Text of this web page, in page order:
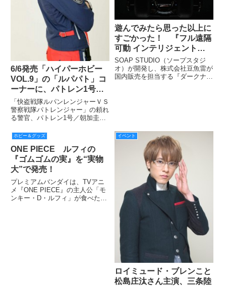
6/6発売「ハイパーホビー
VOL.9」の「ルパパト」コ
ーナーに、パトレン1号／
朝加圭一郎役の結木滉星く
んが登場！ さらにHH読
者にスペシャルメッセージ
「快盗戦隊ルパンレンジャーＶＳ
警察戦隊パトレンジャー」の頼れ
る警官、パトレン1号／朝加圭一
にHHスーパー戦隊担当が直撃イ
ンタビュー！
遊んでみたら思った以上に
すごかった！ 『フル遠隔
可動 インテリジェント・
バットモービル』今月発
売！
SOAP STUDIO（ソープスタジ
オ）が開発し、株式会社豆魚雷が
国内販売を担当する『ダークナイ
ホビー＆グッズ
ONE PIECE ルフィの
『ゴムゴムの実』を“実物
大”で発売！
プレミアムバンダイは、TVアニ
メ『ONE PIECE』の主人公「モ
ンキー・D・ルフィ」が食べた、
イベント
ロイミュード・ブレンこと
松島庄汰さん主演、三条陸